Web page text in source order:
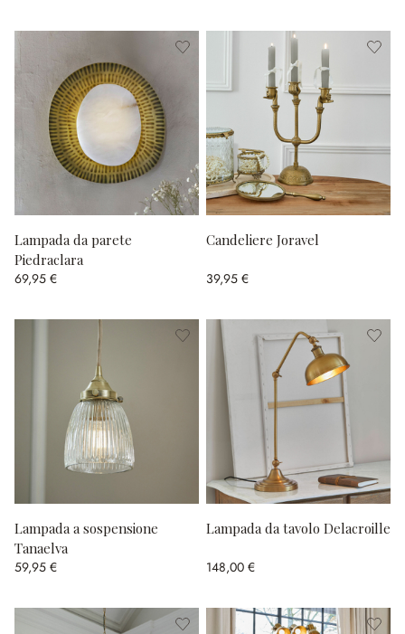
Lampada da parete
Piedraclara
69,95 €
Candeliere Joravel
39,95 €
Lampada a sospensione
Tanaelva
59,95 €
Lampada da tavolo Delacroille
148,00 €